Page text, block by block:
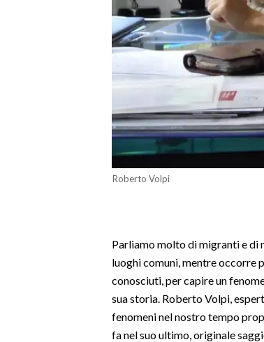
RISULTATI E CLASSIFICHE
Roberto Volpi
Parliamo molto di migranti e di
luoghi comuni, mentre occorre
conosciuti, per capire un
sua storia. Roberto Volpi,
fenomeni nel nostro tempo
fa nel suo ultimo, originale